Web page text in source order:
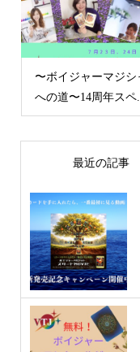
〜ボイジャーマジシ
への道〜14周年スペ...
最近の記事